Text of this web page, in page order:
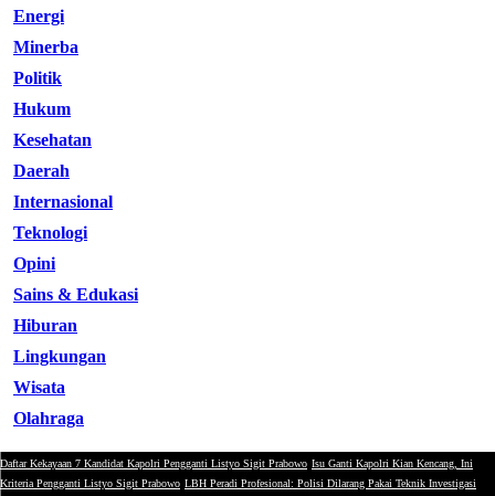
Energi
Minerba
Politik
Hukum
Kesehatan
Daerah
Internasional
Teknologi
Opini
Sains & Edukasi
Hiburan
Lingkungan
Wisata
Olahraga
Daftar Kekayaan 7 Kandidat Kapolri Pengganti Listyo Sigit Prabowo Isu Ganti Kapolri Kian Kencang, Ini
Kriteria Pengganti Listyo Sigit Prabowo LBH Peradi Profesional: Polisi Dilarang Pakai Teknik Investigasi
Hukum